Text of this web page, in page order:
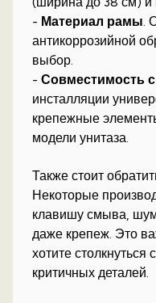
- Материал рамы.
антикоррозийной
выбор.
-Совместимость
инсталляции
крепежные
модели унитаза.
Также стоит
Некоторые
клавишу смыва,
даже крепеж. Это
хотите столкнуться
критичных деталей.